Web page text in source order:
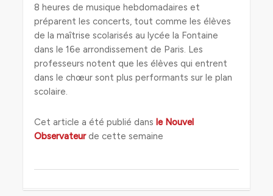
8 heures de musique hebdomadaires et
préparent les concerts, tout comme les élèves
de la maîtrise scolarisés au lycée la Fontaine
dans le 16e arrondissement de Paris. Les
professeurs notent que les élèves qui entrent
dans le chœur sont plus performants sur le plan
scolaire.
Cet article a été publié dansle Nouvel
Observateurde cette semaine